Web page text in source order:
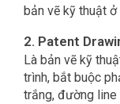
bản vẽ kỹ thuật
2. Patent
Là bản vẽ kỹ
trình, bắt buộc
trắng, đường line